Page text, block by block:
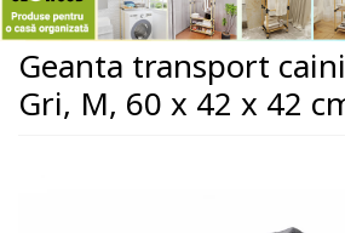
Geanta transport
Gri, M, 60 x 42 x 42